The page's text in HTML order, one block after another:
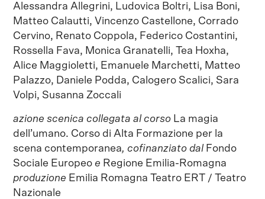
Alessandra Allegrini, Ludovica Boltri, Lisa Boni,
Matteo Calautti, Vincenzo Castellone, Corrado
Cervino, Renato Coppola, Federico Costantini,
Rossella Fava, Monica Granatelli, Tea Hoxha,
Alice Maggioletti, Emanuele Marchetti, Matteo
Palazzo, Daniele Podda, Calogero Scalici, Sara
Volpi, Susanna Zoccali
azione scenica collegata al corso La magia
dell’umano. Corso di Alta Formazione per la
scena contemporanea, cofinanziato dal Fondo
Sociale Europeoe Regione Emilia-Romagna
produzione Emilia Romagna Teatro ERT / Teatro
Nazionale